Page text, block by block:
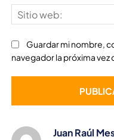
Juan Raúl
Guardar mi nombre,
navegador la próxima vez